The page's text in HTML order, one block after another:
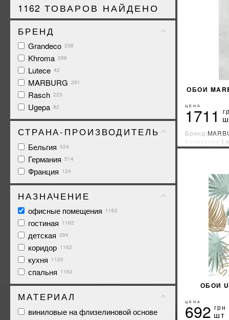
ОБОИ
ЦЕНА
1711
Бренд:
Коллекция:
Страна-
ОБОИ
ЦЕНА
692 грн
шт
1162 ТОВАРОВ НАЙДЕНО
БРЕНД
Grandeco 238
Khroma 286
Lutece 42
MARBURG 291
Rasch 223
Ugepa 82
СТРАНА-ПРОИЗВОДИТЕЛЬ
Бельгия 524
Германия 514
Франция 124
НАЗНАЧЕНИЕ
офисные помещения 1162
гостиная 1162
детская 284
коридор 1162
кухня 1120
спальня 1162
МАТЕРИАЛ
виниловые на флизелиновой основе